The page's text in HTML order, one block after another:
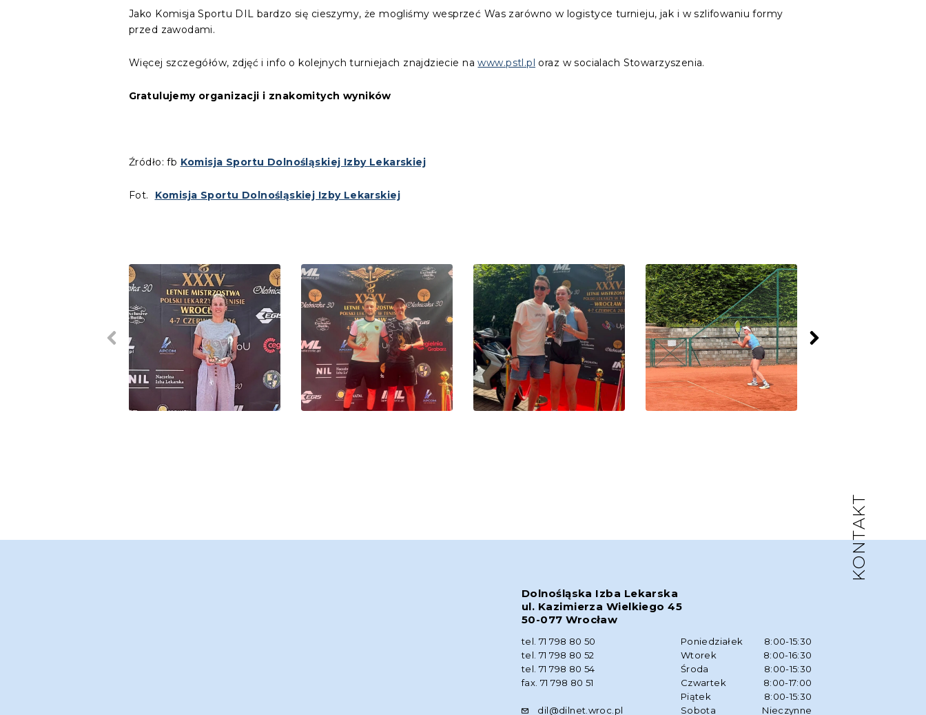
Jako Komisja Sportu DIL bardzo się cieszymy, że mogliśmy wesprzeć Was zarówno w logistyce turnieju, jak i w szlifowaniu formy
przed zawodami.
Więcej szczegółów, zdjęć i info o kolejnych turniejach znajdziecie nawww.pstl.pl oraz w socialach Stowarzyszenia.
Gratulujemy organizacji i znakomitych wyników
Źródło: fb Komisja Sportu Dolnośląskiej Izby Lekarskiej
Fot. Komisja Sportu Dolnośląskiej Izby Lekarskiej
KONTAKT
Dolnośląska Izba Lekarska
ul. Kazimierza Wielkiego 45
50-077 Wrocław
tel. 71 798 80 50
tel. 71 798 80 52
tel. 71 798 80 54
fax. 71 798 80 51
dil@dilnet.wroc.pl
Poniedziałek
8:00-15:30
Wtorek
8:00-16:30
Środa
8:00-15:30
Czwartek
8:00-17:00
Piątek
8:00-15:30
Sobota
Nieczynne